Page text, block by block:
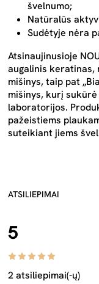
švelnumo;
Natūralūs
Sudėtyje nėra
Atsinaujinusioje
augalinis keratinas,
mišinys, taip pat
mišinys, kurį
laboratorijos.
pažeistiems
suteikiant jiems
ATSILIEPIMAI
5
2 atsiliepimai(-ų)